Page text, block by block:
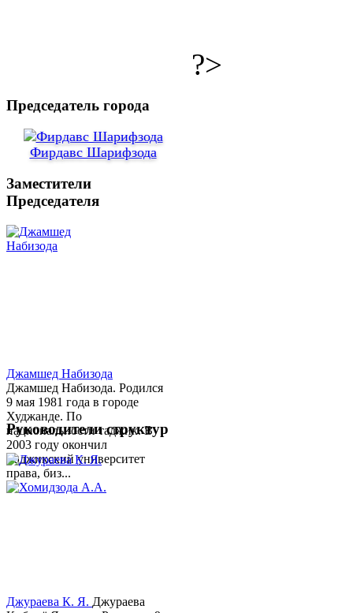
?>
Председатель города
Фирдавс Шарифзода
Заместители
Председателя
Джамшед Набизода
Джамшед Набизода. Родился
9 мая 1981 года в городе
Худжанде. По
национальности таджик. В
2003 году окончил
Таджикский университет
права, биз...
Руководители структур
Джураева К. Я. Джураева